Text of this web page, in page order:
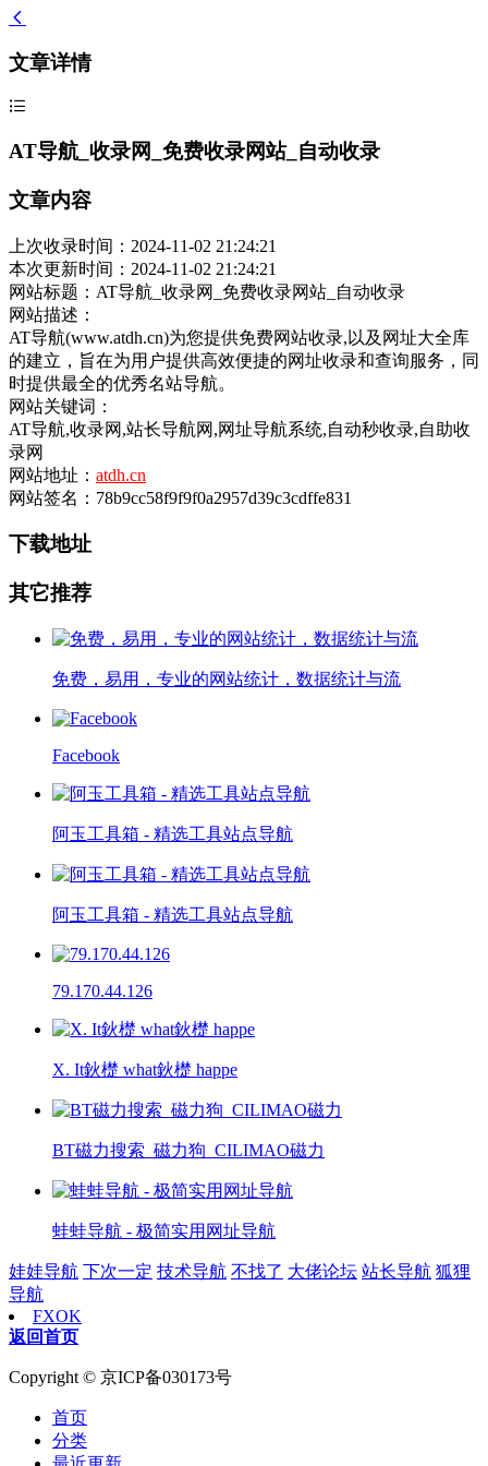
文章详情
AT导航_收录网_免费收录网站_自动收录
文章内容
上次收录时间：2024-11-02 21:24:21
本次更新时间：2024-11-02 21:24:21
网站标题：AT导航_收录网_免费收录网站_自动收录
网站描述：
AT导航(www.atdh.cn)为您提供免费网站收录,以及网址大全库
的建立，旨在为用户提供高效便捷的网址收录和查询服务，同
时提供最全的优秀名站导航。
网站关键词：
AT导航,收录网,站长导航网,网址导航系统,自动秒收录,自助收
录网
网站地址： atdh.cn
网站签名：78b9cc58f9f9f0a2957d39c3cdffe831
下载地址
其它推荐
免费，易用，专业的网站统计，数据统计与流
Facebook
阿玉工具箱 - 精选工具站点导航
阿玉工具箱 - 精选工具站点导航
79.170.44.126
X. It鈥檚 what鈥檚 happe
BT磁力搜索_磁力狗_CILIMAO磁力
蛙蛙导航 - 极简实用网址导航
娃娃导航 下次一定 技术导航 不找了 大佬论坛 站长导航 狐狸
导航
FXOK
返回首页
Copyright © 京ICP备030173号
首页
分类